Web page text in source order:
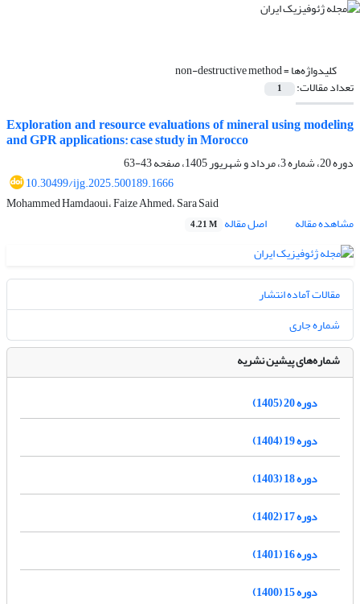
کلیدواژه‌ها =non-destructive method
تعداد مقالات: 1
Exploration and resource evaluations of mineral using modeling
and GPR applications: case study in Morocco
دوره 20، شماره 3، مرداد و شهریور 1405، صفحه
43-63
10.30499/ijg.2025.500189.1666
Mohammed Hamdaoui، Faize Ahmed، Sara Said
مشاهده مقاله
اصل مقاله 4.21 M
مقالات آماده انتشار
شماره جاری
شماره‌های پیشین نشریه
دوره 20 (1405)
دوره 19 (1404)
دوره 18 (1403)
دوره 17 (1402)
دوره 16 (1401)
دوره 15 (1400)